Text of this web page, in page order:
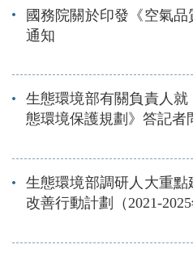
國務院關於印發《空氣
通知
生態環境部有關負責人
態環境保護規劃》答記者
生態環境部調研人大重
改善行動計劃（2021-